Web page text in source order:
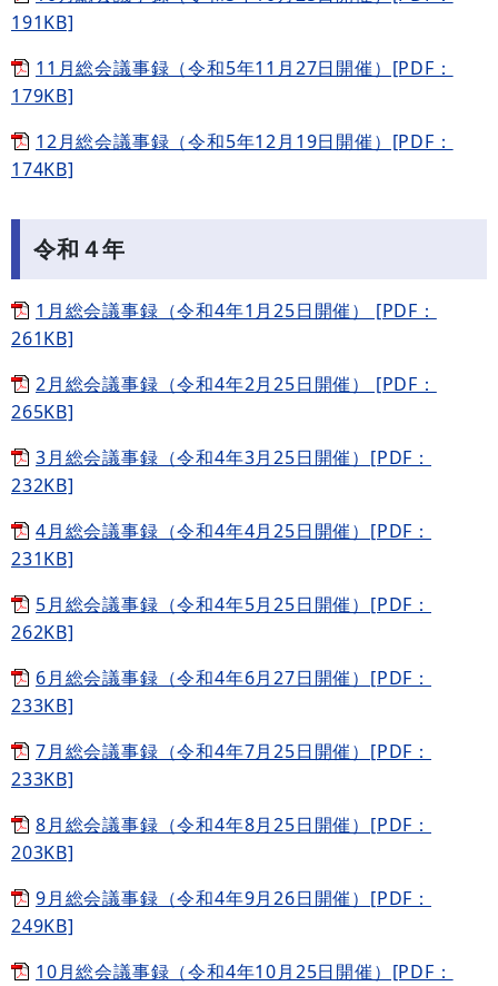
191KB]
11月総会議事録（令和5年11月27日開催）[PDF：
179KB]
12月総会議事録（令和5年12月19日開催）[PDF：
174KB]
令和４年
1月総会議事録（令和4年1月25日開催） [PDF：
261KB]
2月総会議事録（令和4年2月25日開催） [PDF：
265KB]
3月総会議事録（令和4年3月25日開催）[PDF：
232KB]
4月総会議事録（令和4年4月25日開催）[PDF：
231KB]
5月総会議事録（令和4年5月25日開催）[PDF：
262KB]
6月総会議事録（令和4年6月27日開催）[PDF：
233KB]
7月総会議事録（令和4年7月25日開催）[PDF：
233KB]
8月総会議事録（令和4年8月25日開催）[PDF：
203KB]
9月総会議事録（令和4年9月26日開催）[PDF：
249KB]
10月総会議事録（令和4年10月25日開催）[PDF：